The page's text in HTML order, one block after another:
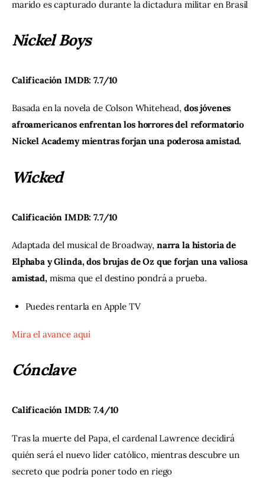
marido es capturado durante la dictadura militar en Brasil
Nickel Boys
Calificación IMDB: 7.7/10
Basada en la novela de Colson Whitehead, dos jóvenes
afroamericanos enfrentan los horrores del reformatorio
Nickel Academy mientras forjan una poderosa amistad.
Wicked
Calificación IMDB: 7.7/10
Adaptada del musical de Broadway, narra la historia de
Elphaba y Glinda, dos brujas de Oz que forjan una valiosa
amistad, misma que el destino pondrá a prueba.
Puedes rentarla en Apple TV
Mira el avance aquí
Cónclave
Calificación IMDB: 7.4/10
Tras la muerte del Papa, el cardenal Lawrence decidirá
quién será el nuevo líder católico, mientras descubre un
secreto que podría poner todo en riego